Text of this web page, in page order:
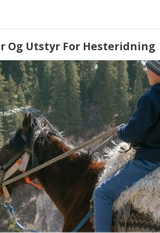
Og Utstyr For Hesteridning